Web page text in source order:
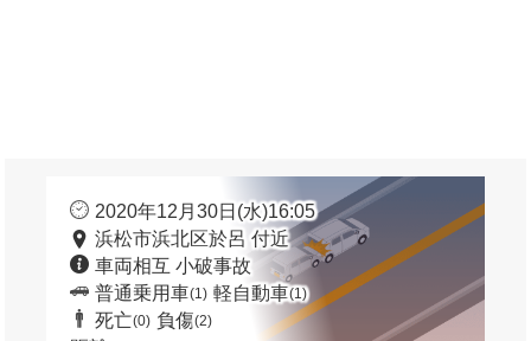
2020年12月30日(水)16:05
浜松市浜北区於呂 付近
車両相互 小破事故
普通乗用車(1) 軽自動車(1)
死亡(0) 負傷(2)